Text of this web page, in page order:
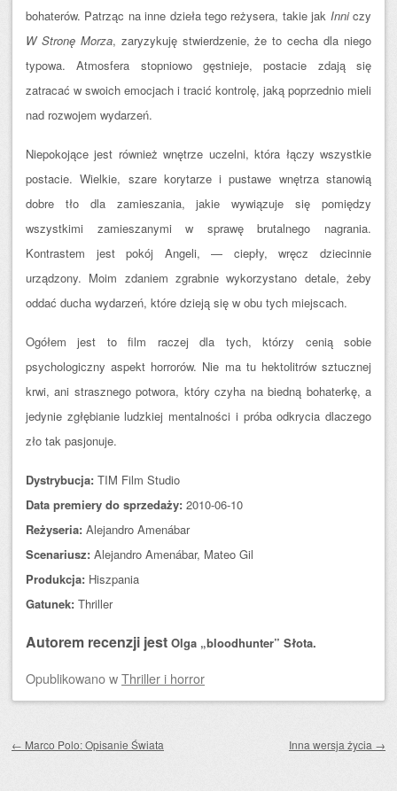
bohaterów. Patrząc na inne dzieła tego reżysera, takie jak Inniczy
W Stronę Morza, zaryzykuję stwierdzenie, że to cecha dla niego
typowa. Atmosfera stopniowo gęstnieje, postacie zdają się
zatracać w swoich emocjach i tracić kontrolę, jaką poprzednio mieli
nad rozwojem wydarzeń.
Niepokojące jest również wnętrze uczelni, która łączy wszystkie
postacie. Wielkie, szare korytarze i pustawe wnętrza stanowią
dobre tło dla zamieszania, jakie wywiązuje się pomiędzy
wszystkimi zamieszanymi w sprawę brutalnego nagrania.
Kontrastem jest pokój Angeli, — ciepły, wręcz dziecinnie
urządzony. Moim zdaniem zgrabnie wykorzystano detale, żeby
oddać ducha wydarzeń, które dzieją się w obu tych miejscach.
Ogółem jest to film raczej dla tych, którzy cenią sobie
psychologiczny aspekt horrorów. Nie ma tu hektolitrów sztucznej
krwi, ani strasznego potwora, który czyha na biedną bohaterkę, a
jedynie zgłębianie ludzkiej mentalności i próba odkrycia dlaczego
zło tak pasjonuje.
Dystrybucja: TIM Film Studio
Data premiery do sprzedaży: 2010-06-10
Reżyseria: Alejandro Amenábar
Scenariusz: Alejandro Amenábar, Mateo Gil
Produkcja: Hiszpania
Gatunek: Thriller
Autorem recenzji jest Olga „bloodhunter” Słota.
OpublikowanowThriller i horror
← Marco Polo: Opisanie Świata Inna wersja życia →